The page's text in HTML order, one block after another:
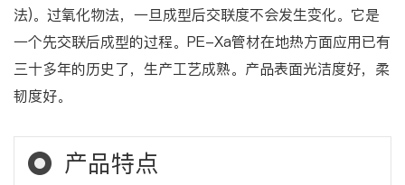
法)。过氧化物法，一旦成型后交联度不会发生变化。它是
一个先交联后成型的过程。PE-Xa管材在地热方面应用已有
三十多年的历史了，生产工艺成熟。产品表面光洁度好，柔
韧度好。
产品特点